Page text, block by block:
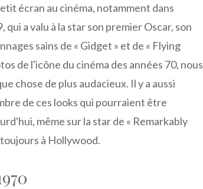
écran au cinéma, notamment dans
qui a valu à la star son premier Oscar, son
sains de « Gidget » et de « Flying
de l'icône du cinéma des années 70, nous
chose de plus audacieux. Il y a aussi
de ces looks qui pourraient être
même sur la star de « Remarkably
à Hollywood.